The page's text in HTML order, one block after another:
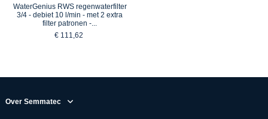
WaterGenius RWS regenwaterfilter
3/4 - debiet 10 l/min - met 2 extra
filter patronen -...
€ 111,62
Over Semmatec